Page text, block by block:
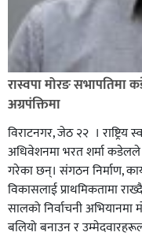
रास्वपा मोरङ सभापतिमा
अग्रपंक्तिमा
विराटनगर, जेठ २२ । राष्ट्रिय
अधिवेशनमा भरत शर्मा कडेलले
गरेका छन्। संगठन निर्माण,
विकासलाई प्राथमिकतामा
सालको निर्वाचनी अभियानमा
बलियो बनाउन र